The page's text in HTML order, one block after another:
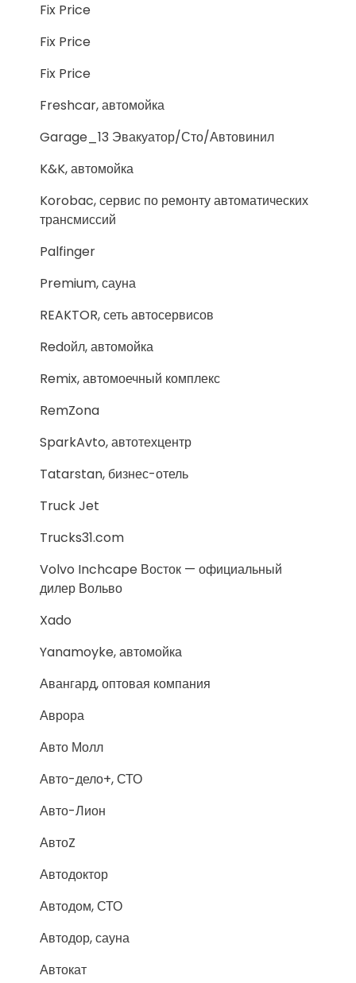
Fix Price
Fix Price
Fix Price
Freshcar, автомойка
Garage_13 Эвакуатор/Сто/Автовинил
K&K, автомойка
Korobac, сервис по ремонту автоматических
трансмиссий
Palfinger
Premium, сауна
REAKTOR, сеть автосервисов
Redойл, автомойка
Remix, автомоечный комплекс
RemZona
SparkAvto, автотехцентр
Tatarstan, бизнес-отель
Truck Jet
Trucks31.com
Volvo Inchcape Восток — официальный
дилер Вольво
Xado
Yanamoyke, автомойка
Авангард, оптовая компания
Аврора
Авто Молл
Авто-дело+, СТО
Авто-Лион
АвтоZ
Автодоктор
Автодом, СТО
Автодор, сауна
Автокат